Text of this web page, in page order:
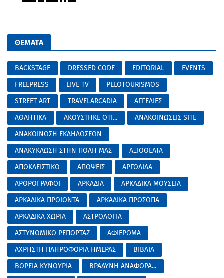
ΘΕΜΑΤΑ
BACKSTAGE DRESSED CODE EDITORIAL
EVENTS
FREEPRESS
LIVE TV
PELOTOURISMOS
STREET ART
TRAVELARCADIA
ΑΓΓΕΛΙΕΣ
ΑΘΛΗΤΙΚΑ
ΑΚΟΥΣΤΗΚΕ ΟΤΙ...
ΑΝΑΚΟΙΝΩΣΕΙΣ SITE
ΑΝΑΚΟΙΝΩΣΗ ΕΚΔΗΛΩΣΕΩΝ
ΑΝΑΚΥΚΛΩΣΗ ΣΤΗΝ ΠΟΛΗ ΜΑΣ
ΑΞΙΟΘΕΑΤΑ
ΑΠΟΚΛΕΙΣΤΙΚΟ
ΑΠΟΨΕΙΣ
ΑΡΓΟΛΙΔΑ
ΑΡΘΡΟΓΡΑΦΟΙ
ΑΡΚΑΔΙΑ
ΑΡΚΑΔΙΚΑ ΜΟΥΣΕΙΑ
ΑΡΚΑΔΙΚΑ ΠΡΟΙΟΝΤΑ
ΑΡΚΑΔΙΚΑ ΠΡΟΣΩΠΑ
ΑΡΚΑΔΙΚΑ ΧΩΡΙΑ
ΑΣΤΡΟΛΟΓΙΑ
ΑΣΤΥΝΟΜΙΚΟ ΡΕΠΟΡΤΑΖ
ΑΦΙΕΡΩΜΑ
ΑΧΡΗΣΤΗ ΠΛΗΡΟΦΟΡΙΑ ΗΜΕΡΑΣ
ΒΙΒΛΙΑ
ΒΟΡΕΙΑ ΚΥΝΟΥΡΙΑ
ΒΡΑΔΥΝΗ ΑΝΑΦΟΡΑ...